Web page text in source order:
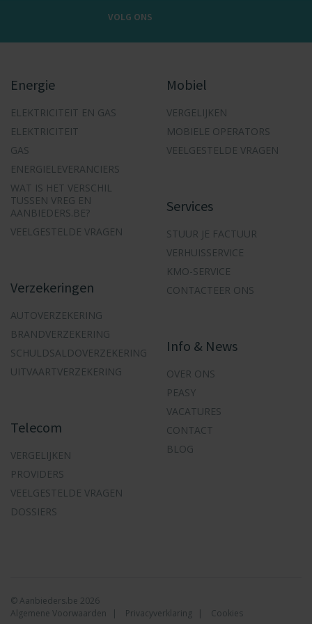
VOLG ONS
Energie
ELEKTRICITEIT EN GAS
ELEKTRICITEIT
GAS
ENERGIELEVERANCIERS
WAT IS HET VERSCHIL
TUSSEN VREG EN
AANBIEDERS.BE?
VEELGESTELDE VRAGEN
Verzekeringen
AUTOVERZEKERING
BRANDVERZEKERING
SCHULDSALDOVERZEKERING
UITVAARTVERZEKERING
Telecom
VERGELIJKEN
PROVIDERS
VEELGESTELDE VRAGEN
DOSSIERS
Mobiel
VERGELIJKEN
MOBIELE OPERATORS
VEELGESTELDE VRAGEN
Services
STUUR JE FACTUUR
VERHUISSERVICE
KMO-SERVICE
CONTACTEER ONS
Info & News
OVER ONS
PEASY
VACATURES
CONTACT
BLOG
© Aanbieders.be 2026
Algemene Voorwaarden
Privacyverklaring Cookies